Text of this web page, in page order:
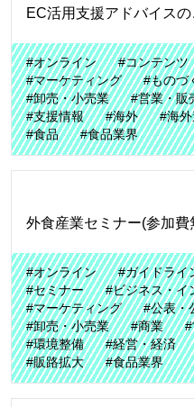
EC活用支援アドバイス
#オンライン #コンテンツ
#マーケティング
#ものづ
#卸売・小売業
#営業・販
#支援情報
#海外 #海
#食品
#食品業界
外食産業セミナー(参加費
#オンライン #ガイドライ
#セミナー
#ビジネス・イ
#マーケティング
#公表・
#卸売・小売業
#商業
#環境整備
#経営・経済
#販路拡大
#食品業界